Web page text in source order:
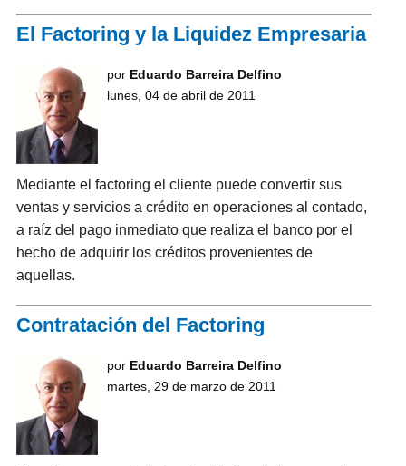
El Factoring y la Liquidez Empresaria
por Eduardo Barreira Delfino
lunes, 04 de abril de 2011
Mediante el factoring el cliente puede convertir sus
ventas y servicios a crédito en operaciones al contado,
a raíz del pago inmediato que realiza el banco por el
hecho de adquirir los créditos provenientes de
aquellas.
Contratación del Factoring
por Eduardo Barreira Delfino
martes, 29 de marzo de 2011